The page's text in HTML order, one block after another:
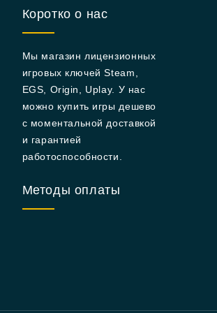
Коротко о нас
Мы магазин лицензионных
игровых ключей Steam,
EGS, Origin, Uplay. У нас
можно купить игры дешево
с моментальной доставкой
и гарантией
работоспособности.
Методы оплаты